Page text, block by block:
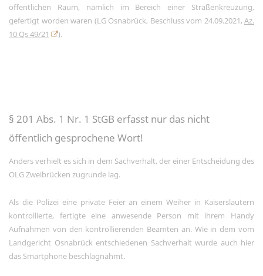
öffentlichen Raum, nämlich im Bereich einer Straßenkreuzung,
gefertigt worden waren (LG Osnabrück, Beschluss vom 24.09.2021, Az.
10 Qs 49/21
).
§ 201 Abs. 1 Nr. 1 StGB erfasst nur das nicht
öffentlich gesprochene Wort!
Anders verhielt es sich in dem Sachverhalt, der einer Entscheidung des
OLG Zweibrücken zugrunde lag.
Als die Polizei eine private Feier an einem Weiher in Kaiserslautern
kontrollierte, fertigte eine anwesende Person mit ihrem Handy
Aufnahmen von den kontrollierenden Beamten an. Wie in dem vom
Landgericht Osnabrück entschiedenen Sachverhalt wurde auch hier
das Smartphone beschlagnahmt.